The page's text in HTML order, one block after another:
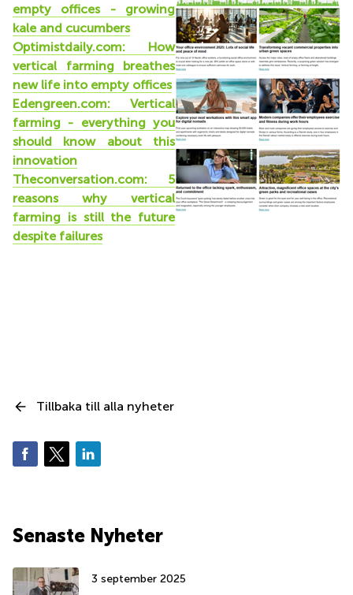
empty offices - growing
kale and cucumbers
Optimistdaily.com: How
vertical farming breathes
new life into empty offices
Edengreen.com: Vertical
farming - everything you
should know about this
innovation
Theconversation.com: 5
reasons why vertical
farming is still the future
despite failures
Tillbaka till alla nyheter
Senaste Nyheter
3 september 2025